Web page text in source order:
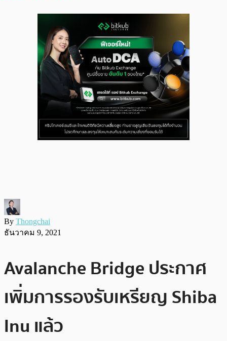
By Thongchai
ธันวาคม 9, 2021
Avalanche Bridge ประกาศ
เพิ่มการรองรับเหรียญ Shiba
Inu แล้ว